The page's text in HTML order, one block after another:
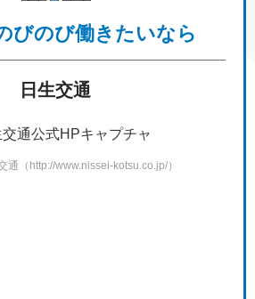
びのび働きたいなら
日生交通
通（http://www.nissei-kotsu.co.jp/）